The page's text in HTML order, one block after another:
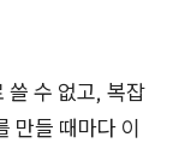
쓸 수 없고, 복잡
만들 때마다 이